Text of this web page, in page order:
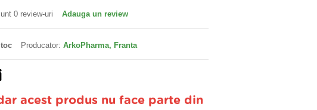
0 review-uri Adauga un review
Producator: ArkoPharma, Franta
acest produs nu face parte din